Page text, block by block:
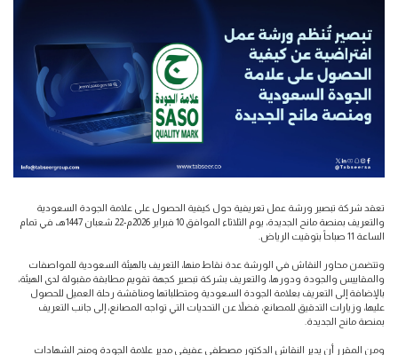
تعقد شركة تبصير ورشة عمل تعريفية حول كيفية الحصول على علامة الجودة السعودية
والتعريف بمنصة مانح الجديدة، يوم الثلاثاء الموافق 10 فبراير 2026م-22 شعبان 1447هـ، في تمام
الساعة 11 صباحاً بتوقيت الرياض.
وتتضمن محاور النقاش في الورشة عدة نقاط منها، التعريف بالهيئة السعودية للمواصفات
والمقاييس والجودة ودورها، والتعريف بشركة تبصير كجهة تقويم مطابقة مقبولة لدى الهيئة،
بالإضافة إلى التعريف بعلامة الجودة السعودية ومتطلباتها ومناقشة رحلة العميل للحصول
عليها، وزيارات التدقيق للمصانع، فضلاً عن التحديات التي تواجه المصانع، إلى جانب التعريف
بمنصة مانح الجديدة.
ومن المقرر أن يدير النقاش الدكتور مصطفى عفيفي مدير علامة الجودة ومنح الشهادات